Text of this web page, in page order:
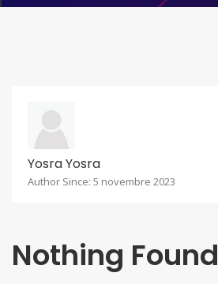
Yosra Yosra
Author Since: 5 novembre 2023
Nothing Found